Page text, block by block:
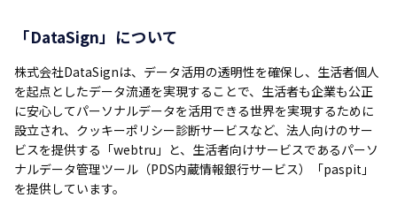
「DataSign」について
株式会社DataSignは、データ活用の透明性を確保し、生活者個人
を起点としたデータ流通を実現することで、生活者も企業も公正
に安心してパーソナルデータを活用できる世界を実現するために
設立され、クッキーポリシー診断サービスなど、法人向けのサー
ビスを提供する「webtru」と、生活者向けサービスであるパーソ
ナルデータ管理ツール（PDS内蔵情報銀行サービス）「paspit」
を提供しています。